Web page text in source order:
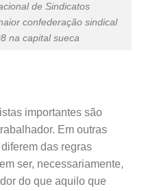
de Sindicatos
confederação sindical
na capital sueca
importantes são
Em outras
das regras
ser, necessariamente,
do que aquilo que